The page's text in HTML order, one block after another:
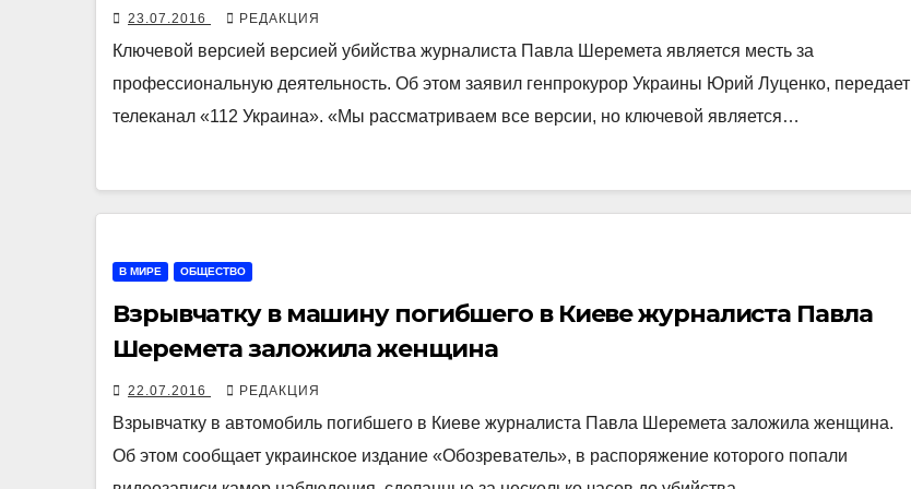
23.07.2016 РЕДАКЦИЯ
Ключевой версией версией убийства журналиста Павла Шеремета является месть за
профессиональную деятельность. Об этом заявил генпрокурор Украины Юрий Луценко, передает
телеканал «112 Украина». «Мы рассматриваем все версии, но ключевой является…
В МИРЕ ОБЩЕСТВО
Взрывчатку в машину погибшего в Киеве журналиста Павла
Шеремета заложила женщина
22.07.2016 РЕДАКЦИЯ
Взрывчатку в автомобиль погибшего в Киеве журналиста Павла Шеремета заложила женщина.
Об этом сообщает украинское издание «Обозреватель», в распоряжение которого попали